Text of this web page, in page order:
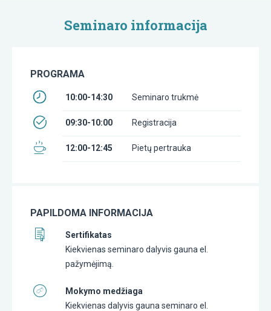
Seminaro informacija
PROGRAMA
10:00-14:30 Seminaro trukmė
09:30-10:00 Registracija
12:00-12:45 Pietų pertrauka
PAPILDOMA INFORMACIJA
Sertifikatas
Kiekvienas seminaro dalyvis gauna el.
pažymėjimą.
Mokymo medžiaga
Kiekvienas dalyvis gauna seminaro el.